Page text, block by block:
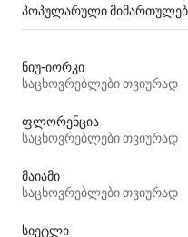
პოპულარული
ნიუ-იორკი
საცხოვრებლები თვიურად
ფლორენცია
საცხოვრებლები თვიურად
მაიამი
საცხოვრებლები თვიურად
სიეტლი